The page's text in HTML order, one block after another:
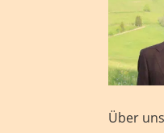
Über